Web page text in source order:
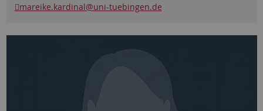
mareike.kardinal@uni-tuebingen.de